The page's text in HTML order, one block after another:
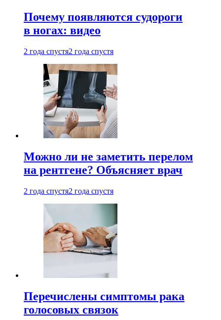
Почему появляются судороги
в ногах: видео
2 года спустя2 года спустя
Можно ли не заметить перелом
на рентгене? Объясняет врач
2 года спустя2 года спустя
Перечислены симптомы рака
голосовых связок